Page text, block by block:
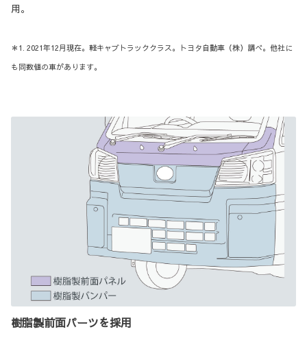
用。
＊1. 2021年12月現在。軽キャブトラッククラス。トヨタ自動車（株）調べ。他社に
も同数値の車があります。
樹脂製前面パーツを採用